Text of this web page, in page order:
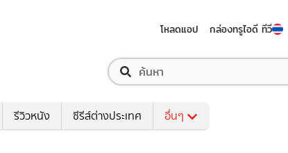
โหลดแอป กล่องทรูไอดี ทีวี
รีวิวหนัง ซีรีส์ต่างประเทศ อื่นๆ